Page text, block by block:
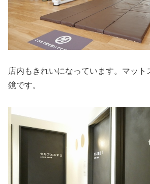
店内もきれいになっています。マット
鏡です。